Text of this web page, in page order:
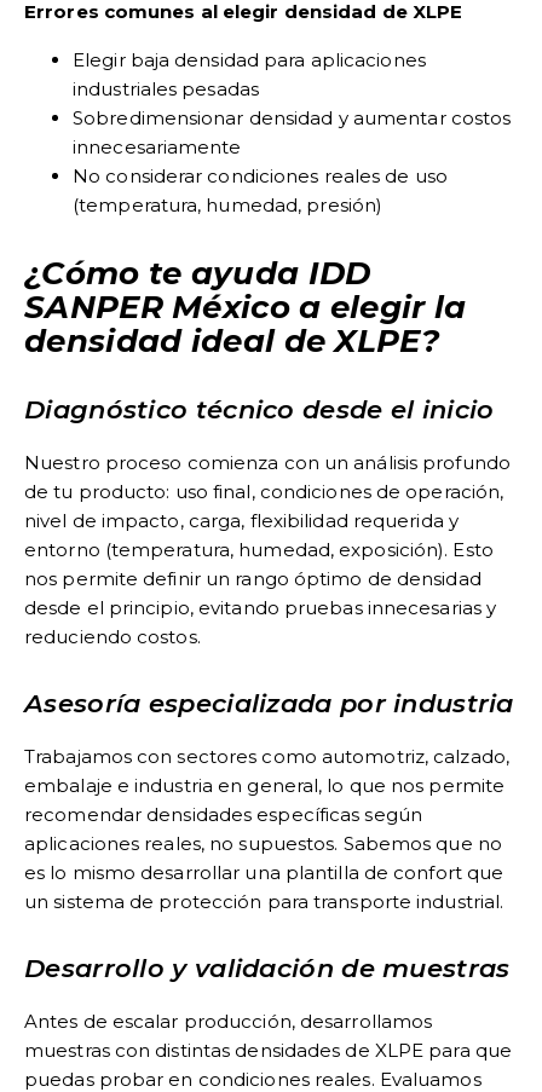
Errores comunes al elegir densidad de XLPE
Elegir baja densidad para aplicaciones
industriales pesadas
Sobredimensionar densidad y aumentar costos
innecesariamente
No considerar condiciones reales de uso
(temperatura, humedad, presión)
¿Cómo te ayuda IDD
SANPER México a elegir la
densidad ideal de XLPE?
Diagnóstico técnico desde el inicio
Nuestro proceso comienza con un análisis profundo
de tu producto: uso final, condiciones de operación,
nivel de impacto, carga, flexibilidad requerida y
entorno (temperatura, humedad, exposición). Esto
nos permite definir un rango óptimo de densidad
desde el principio, evitando pruebas innecesarias y
reduciendo costos.
Asesoría especializada por industria
Trabajamos con sectores como automotriz, calzado,
embalaje e industria en general, lo que nos permite
recomendar densidades específicas según
aplicaciones reales, no supuestos. Sabemos que no
es lo mismo desarrollar una plantilla de confort que
un sistema de protección para transporte industrial.
Desarrollo y validación de muestras
Antes de escalar producción, desarrollamos
muestras con distintas densidades de XLPE para que
puedas probar en condiciones reales. Evaluamos